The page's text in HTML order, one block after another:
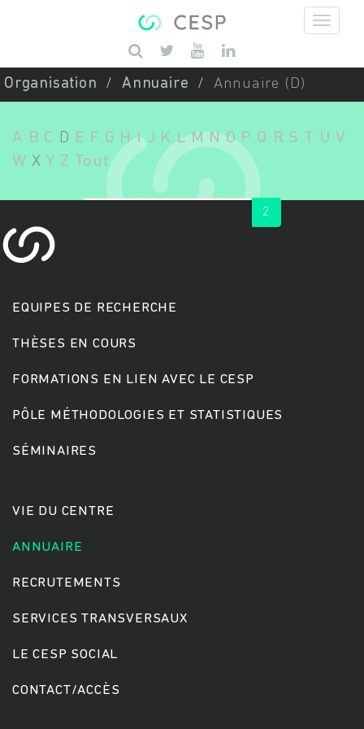
Saisissez vos mots-clés
Organisation Annuaire Annuaire (D)
A B C D E F G H I J K L M N O P Q R S T U V
W X Y Z Tout
2
EQUIPES DE RECHERCHE
THÈSES EN COURS
FORMATIONS EN LIEN AVEC LE CESP
PÔLE MÉTHODOLOGIES ET STATISTIQUES
SÉMINAIRES
VIE DU CENTRE
ANNUAIRE
RECRUTEMENTS
SERVICES TRANSVERSAUX
LE CESP SOCIAL
CONTACT/ACCÈS